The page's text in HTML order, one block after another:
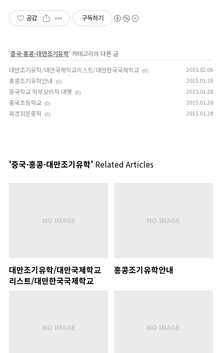
공감 구독하기
'중국·홍콩·대만조기유학' 카테고리의 다른 글
대만조기유학/대만국제학교리스트/대만한국국제학교 (0) 2015.02.06
홍콩조기유학안내 (0) 2015.01.28
중국학교 학부모비자 대행 (0) 2015.01.28
중국초등학교 (0) 2015.01.28
북경회문중학 (0) 2015.01.28
'중국·홍콩·대만조기유학' Related Articles
대만조기유학/대만국제학교
리스트/대만한국국제학교
홍콩조기유학안내